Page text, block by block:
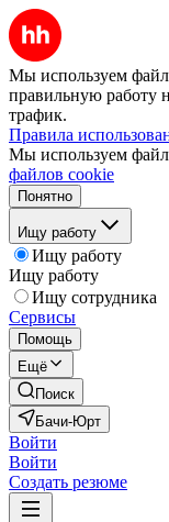
Мы используем
правильную работу
трафик.
Правила
Мы используем
файлов cookie
Понятно
Ищу работу
Ищу работу
Ищу работу
Ищу сотрудника
Сервисы
Помощь
Ещё
Поиск
Бачи-Юрт
Войти
Войти
Создать резюме